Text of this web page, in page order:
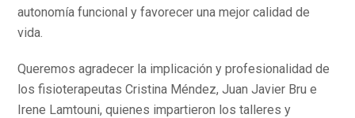
autonomía funcional y favorecer una mejor calidad de
vida.
Queremos agradecer la implicación y profesionalidad de
los fisioterapeutas Cristina Méndez, Juan Javier Bru e
Irene Lamtouni, quienes impartieron los talleres y